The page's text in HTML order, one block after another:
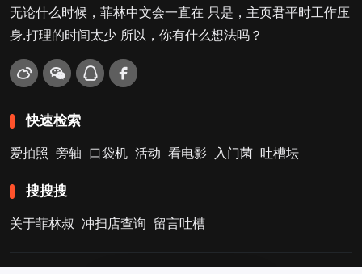
无论什么时候，菲林中文会一直在 只是，主页君平时工作压
身.打理的时间太少 所以，你有什么想法吗？
快速检索
爱拍照 旁轴 口袋机 活动 看电影 入门菌 吐槽坛
搜搜搜
关于菲林叔 冲扫店查询 留言吐槽